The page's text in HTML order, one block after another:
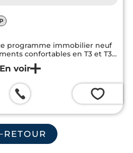
programme immobilier neuf
confortables en T3 et T3
💗
RETOUR